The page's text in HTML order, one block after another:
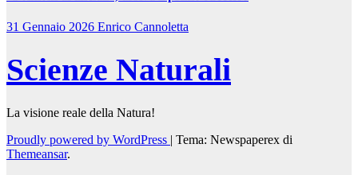
31 Gennaio 2026 Enrico Cannoletta
Scienze Naturali
La visione reale della Natura!
Proudly powered by WordPress | Tema: Newspaperex di
Themeansar.